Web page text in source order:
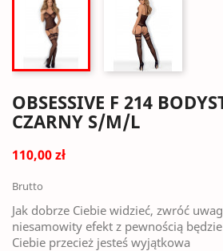
OBSESSIVE F 214
CZARNY S/M/L
110,00 zł
Brutto
Jak dobrze Ciebie widzieć, zwróć
niesamowity efekt z pewnością
Ciebie przecież jesteś wyjątkowa